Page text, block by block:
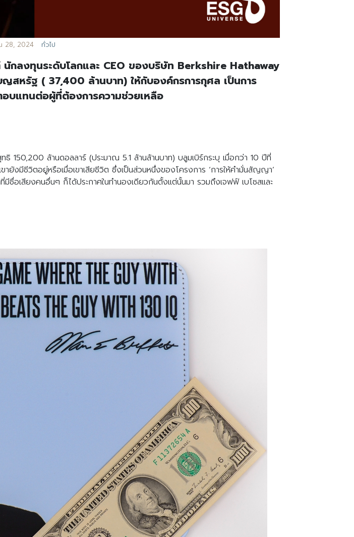
28, 2024 ทั่วไป
กลงทุนระดับโลกและ CEO ของบริษัท Berkshire Hathaway
สหรัฐ ( 37,400 ล้านบาท) ให้กับองค์กรการกุศล เป็นการ
บแทนต่อผู้ที่ต้องการความช่วยเหลือ
ล้านดอลลาร์ (ประมาณ 5.1 ล้านล้านบาท) บลูมเบิร์กระบุ เมื่อกว่า 10 ปีที่
ายังมีชีวิตอยู่หรือเมื่อเขาเสียชีวิต ซึ่งเป็นส่วนหนึ่งของโครงการ ‘การให้คำมั่นสัญญา’
ชื่อเสียงคนอื่นๆ ก็ได้ประกาศในทำนองเดียวกันตั้งแต่นั้นมา รวมถึงเจฟฟ์ เบโซสและ